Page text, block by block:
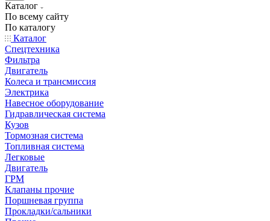
Каталог
По всему сайту
По каталогу
Каталог
Спецтехника
Фильтра
Двигатель
Колеса и трансмиссия
Электрика
Навесное оборудование
Гидравлическая система
Кузов
Тормозная система
Топливная система
Легковые
Двигатель
ГРМ
Клапаны прочие
Поршневая группа
Прокладки/сальники